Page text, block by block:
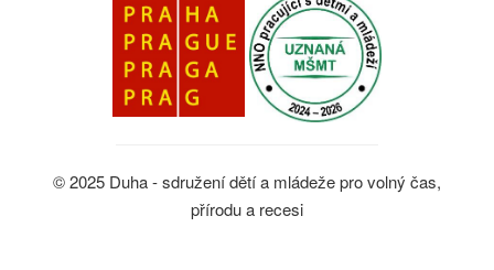
© 2025 Duha - sdružení dětí a mládeže pro volný čas,
přírodu a recesi